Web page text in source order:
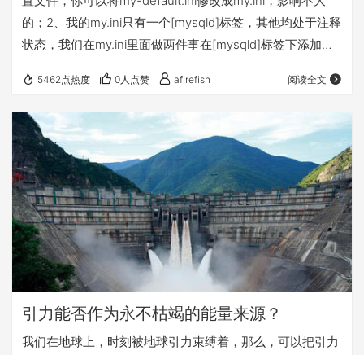
的；2、我的my.ini只有一个[mysqld]标签，其他均处于注释
状态，我们在my.ini里面做两件事在[mysqld]标签下添加：
务列表中重启mysql服务；4、进入dos界面，登录数据库，
输入命令： 如果dos界面出现的下图所示结果，说明你修改
mysql编码成功啦！
5462点热度 0人点赞 afirefish 阅读全文
引力能否作为永不枯竭的能量来源？
我们在地球上，时刻被地球引力束缚着，那么，可以把引力